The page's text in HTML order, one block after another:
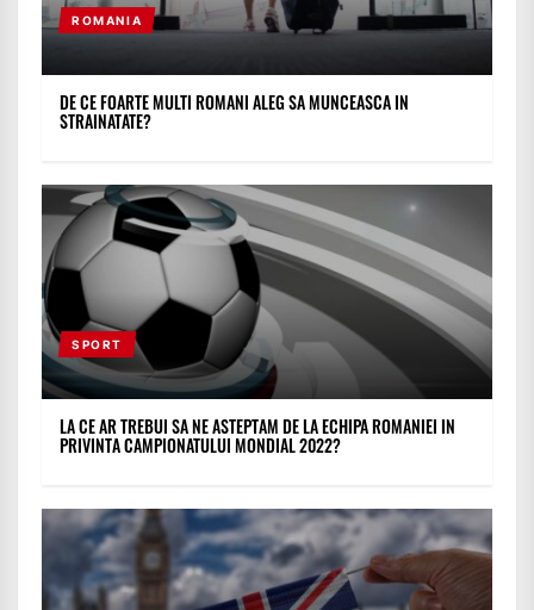
ROMANIA
DE CE FOARTE MULTI ROMANI ALEG SA MUNCEASCA IN
STRAINATATE?
SPORT
LA CE AR TREBUI SA NE ASTEPTAM DE LA ECHIPA ROMANIEI IN
PRIVINTA CAMPIONATULUI MONDIAL 2022?